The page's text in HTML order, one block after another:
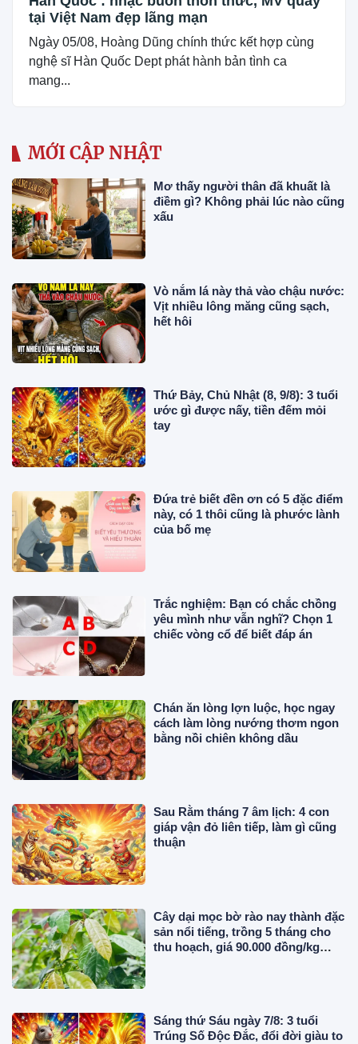
tại Việt Nam đẹp lãng mạn
Ngày 05/08, Hoàng Dũng chính thức kết hợp cùng
nghệ sĩ Hàn Quốc Dept phát hành bản tình ca
mang...
MỚI CẬP NHẬT
Mơ thấy người thân đã khuất là
điềm gì? Không phải lúc nào cũng
xấu
Vò nắm lá này thả vào chậu nước:
Vịt nhiều lông măng cũng sạch,
hết hôi
Thứ Bảy, Chủ Nhật (8, 9/8): 3 tuổi
ước gì được nấy, tiền đếm mỏi
tay
Đứa trẻ biết đền ơn có 5 đặc điểm
này, có 1 thôi cũng là phước lành
của bố mẹ
Trắc nghiệm: Bạn có chắc chồng
yêu mình như vẫn nghĩ? Chọn 1
chiếc vòng cổ để biết đáp án
Chán ăn lòng lợn luộc, học ngay
cách làm lòng nướng thơm ngon
bằng nồi chiên không dầu
Sau Rằm tháng 7 âm lịch: 4 con
giáp vận đỏ liên tiếp, làm gì cũng
thuận
Cây dại mọc bờ rào nay thành đặc
sản nổi tiếng, trồng 5 tháng cho
thu hoạch, giá 90.000 đồng/kg
Sáng thứ Sáu ngày 7/8: 3 tuổi
Trúng Số Độc Đắc, đổi đời giàu to